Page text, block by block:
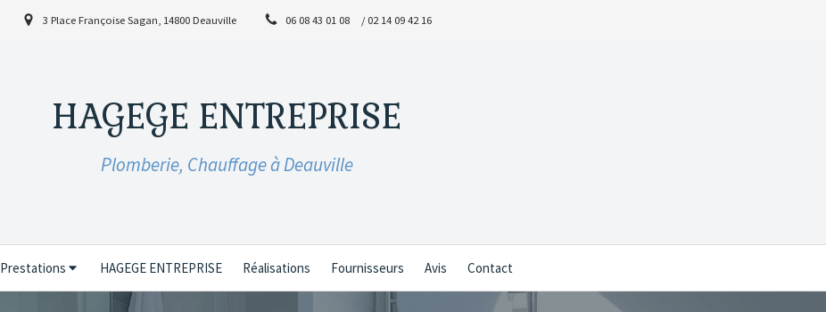
3 Place Françoise Sagan, 14800 Deauville 06 08 43 01 08 / 02 14 09 42 16
HAGEGE ENTREPRISE
Plomberie, Chauffage à Deauville
Prestations HAGEGE ENTREPRISE Réalisations Fournisseurs Avis Contact